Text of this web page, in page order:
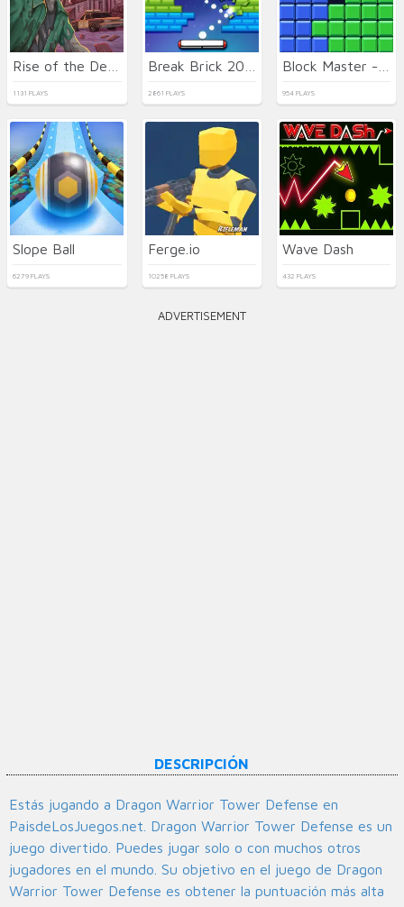
1131 PLAYS 2861 PLAYS 954 PLAYS
Slope Ball
6279 PLAYS
Ferge.io
10258 PLAYS
Wave Dash
432 PLAYS
ADVERTISEMENT
DESCRIPCIÓN
Estás jugando a Dragon Warrior Tower Defense en
PaisdeLosJuegos.net. Dragon Warrior Tower Defense es un
juego divertido. Puedes jugar solo o con muchos otros
jugadores en el mundo. Su objetivo en el juego de Dragon
Warrior Tower Defense es obtener la puntuación más alta